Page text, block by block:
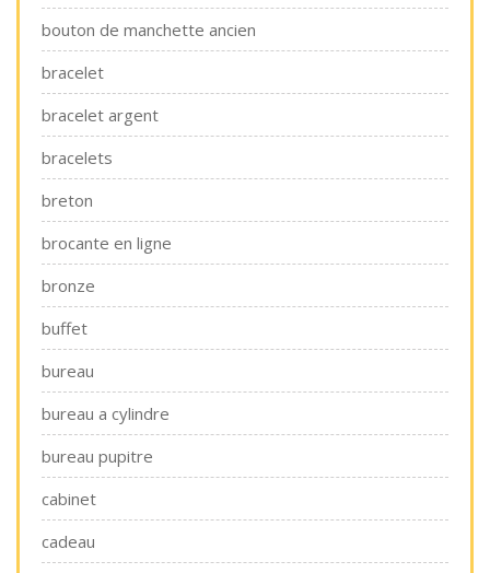
bouton de manchette ancien
bracelet
bracelet argent
bracelets
breton
brocante en ligne
bronze
buffet
bureau
bureau a cylindre
bureau pupitre
cabinet
cadeau